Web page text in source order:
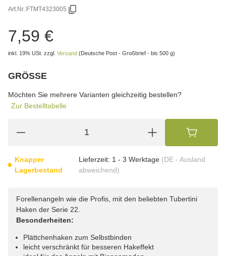
Art.Nr.:FTMT4323005
7,59 €
inkl. 19% USt. zzgl. Versand (Deutsche Post - Großbrief - bis 500 g)
GRÖSSE
Möchten Sie mehrere Varianten gleichzeitig bestellen?
Zur Bestelltabelle
Knapper
Lagerbestand
Lieferzeit: 1 - 3 Werktage (DE - Ausland
abweichend)
Forellenangeln wie die Profis, mit den beliebten Tubertini
Haken der Serie 22.
Besonderheiten:
Plättchenhaken zum Selbstbinden
leicht verschränkt für besseren Hakeffekt